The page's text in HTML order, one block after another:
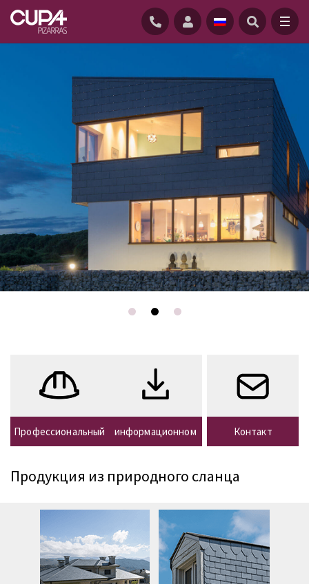
CUPACLAD®
помощью абсолютно
натурального материала.
УЗНАТЬ БОЛЬШЕ
Профессиональный информационном Контакт
Продукция из природного сланца